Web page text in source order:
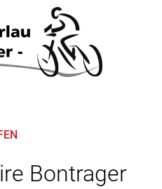
Bontrager